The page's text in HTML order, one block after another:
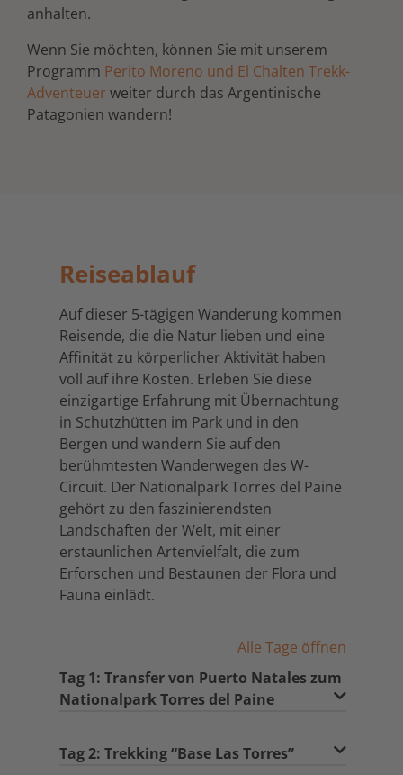
anhalten.
Wenn Sie möchten, können Sie mit unserem
Programm Perito Moreno und El Chalten Trekk-
Adventeuer weiter durch das Argentinische
Patagonien wandern!
Reiseablauf
Auf dieser 5-tägigen Wanderung kommen
Reisende, die die Natur lieben und eine
Affinität zu körperlicher Aktivität haben
voll auf ihre Kosten. Erleben Sie diese
einzigartige Erfahrung mit Übernachtung
in Schutzhütten im Park und in den
Bergen und wandern Sie auf den
berühmtesten Wanderwegen des W-
Circuit. Der Nationalpark Torres del Paine
gehört zu den faszinierendsten
Landschaften der Welt, mit einer
erstaunlichen Artenvielfalt, die zum
Erforschen und Bestaunen der Flora und
Fauna einlädt.
Alle Tage öffnen
Tag 1: Transfer von Puerto Natales zum
Nationalpark Torres del Paine
Tag 2: Trekking “Base Las Torres”